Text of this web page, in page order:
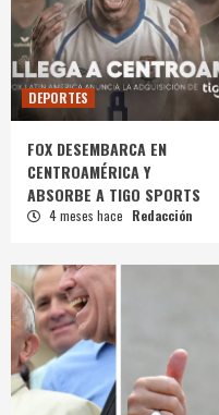
DEPORTES
FOX DESEMBARCA EN
CENTROAMÉRICA Y
ABSORBE A TIGO SPORTS
4 meses hace Redacción